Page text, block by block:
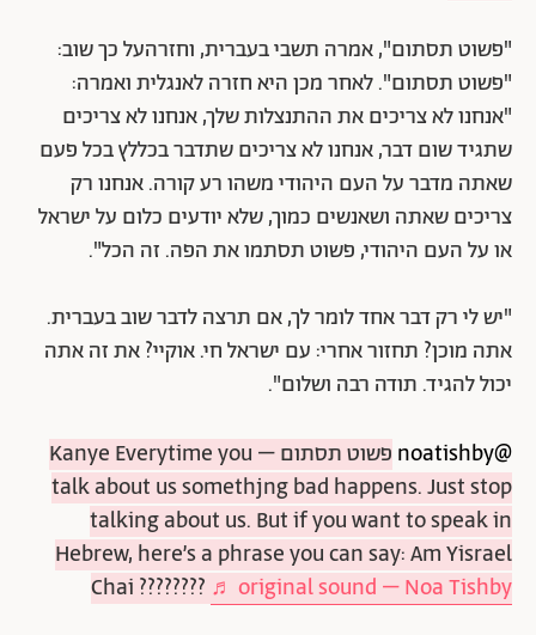
"פשוט תסתום", אמרה תשבי בעברית, וחזרהעל כך שוב:
"פשוט תסתום". לאחר מכן היא חזרה לאנגלית ואמרה:
"אנחנו לא צריכים את ההתנצלות שלך, אנחנו לא צריכים
שתגיד שום דבר, אנחנו לא צריכים שתדבר בכללץ בכל פעם
שאתה מדבר על העם היהודי משהו רע קורה. אנחנו רק
צריכים שאתה ושאנשים כמוך, שלא יודעים כלום על ישראל
או על העם היהודי, פשוט תסתמו את הפה. זה הכל".
"יש לי רק דבר אחד לומר לך, אם תרצה לדבר שוב בעברית.
אתה מוכן? תחזור אחרי: עם ישראל חי. אוקיי? את זה אתה
יכול להגיד. תודה רבה ושלום".
@noatishby
פשוט תסתום – Kanye Everytime you
talk about us somethjng bad happens. Just stop
talking about us. But if you want to speak in
Hebrew, here’s a phrase you can say: Am Yisrael
Chai ???????? ♬ original sound – Noa Tishby